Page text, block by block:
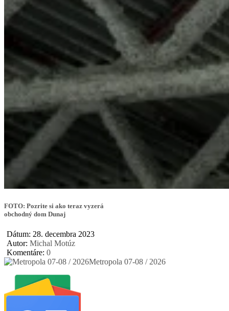
FOTO: Pozrite si ako teraz vyzerá
obchodný dom Dunaj
Dátum: 28. decembra 2023
Autor: Michal Motúz
Komentáre: 0
Metropola 07-08 / 2026